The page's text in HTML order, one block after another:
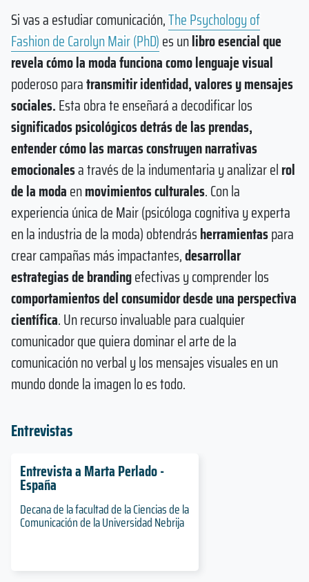
Si vas a estudiar comunicación,The Psychology of
Fashion de Carolyn Mair (PhD)es unlibro esencial que
revela cómo la moda funciona como lenguaje visual
poderoso paratransmitir identidad, valores y mensajes
sociales.Esta obra te enseñará a decodificar los
significados psicológicos detrás de las prendas,
entender cómo las marcas construyen narrativas
emocionalesa través de la indumentaria y analizar elrol
de la modaenmovimientos culturales. Con la
experiencia única de Mair (psicóloga cognitiva y experta
en la industria de la moda) obtendrásherramientaspara
crear campañas más impactantes,desarrollar
estrategias de brandingefectivas y comprender los
comportamientos del consumidor desde una perspectiva
científica. Un recurso invaluable para cualquier
comunicador que quiera dominar el arte de la
comunicación no verbal y los mensajes visuales en un
mundo donde la imagen lo es todo.
Entrevistas
Entrevista a Marta Perlado -
España
Decana de la facultad de la Ciencias de la
Comunicación de la Universidad Nebrija